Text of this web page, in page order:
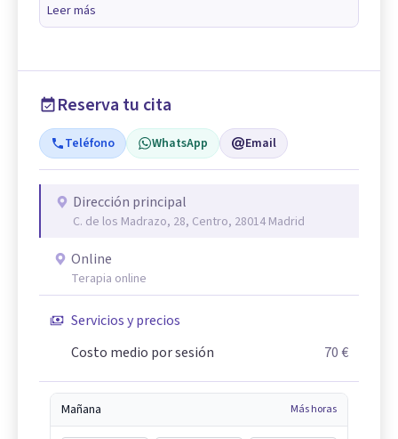
Leer más
Reserva tu cita
Teléfono WhatsApp Email
Dirección principal
C. de los Madrazo, 28, Centro, 28014 Madrid
Online
Terapia online
Servicios y precios
Costo medio por sesión
70 €
Mañana Más horas